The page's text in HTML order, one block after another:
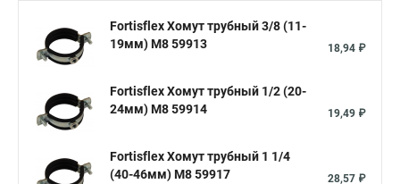
Номера хомутов Хомут обжимной для труб
Хомут нейлоновый белый Хомут трубный 2 Хомут 500
Окпд 2 хомуты Хомут на 3д забор
Хомуты металлические для кабеля крепления
Fortisflex Хомут трубный 3/8 (11-
19мм) М8 59913
18,94 ₽
Fortisflex Хомут трубный 1/2 (20-
24мм) М8 59914
19,49 ₽
Fortisflex Хомут трубный 1 1/4
(40-46мм) М8 59917
28,57 ₽